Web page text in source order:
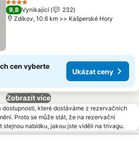
4 Počet hvězdiček
9,8 Vynikající
232
Zdíkov, 10.6 km >> Kašperské Hory
cen vyberte
Ukázat ceny
Zobrazít více
dostupnosti, které dostáváme z rezervačních
Proto se může stát, že na rezervační
stejnou nabídku, jakou jste viděli na trivagu.